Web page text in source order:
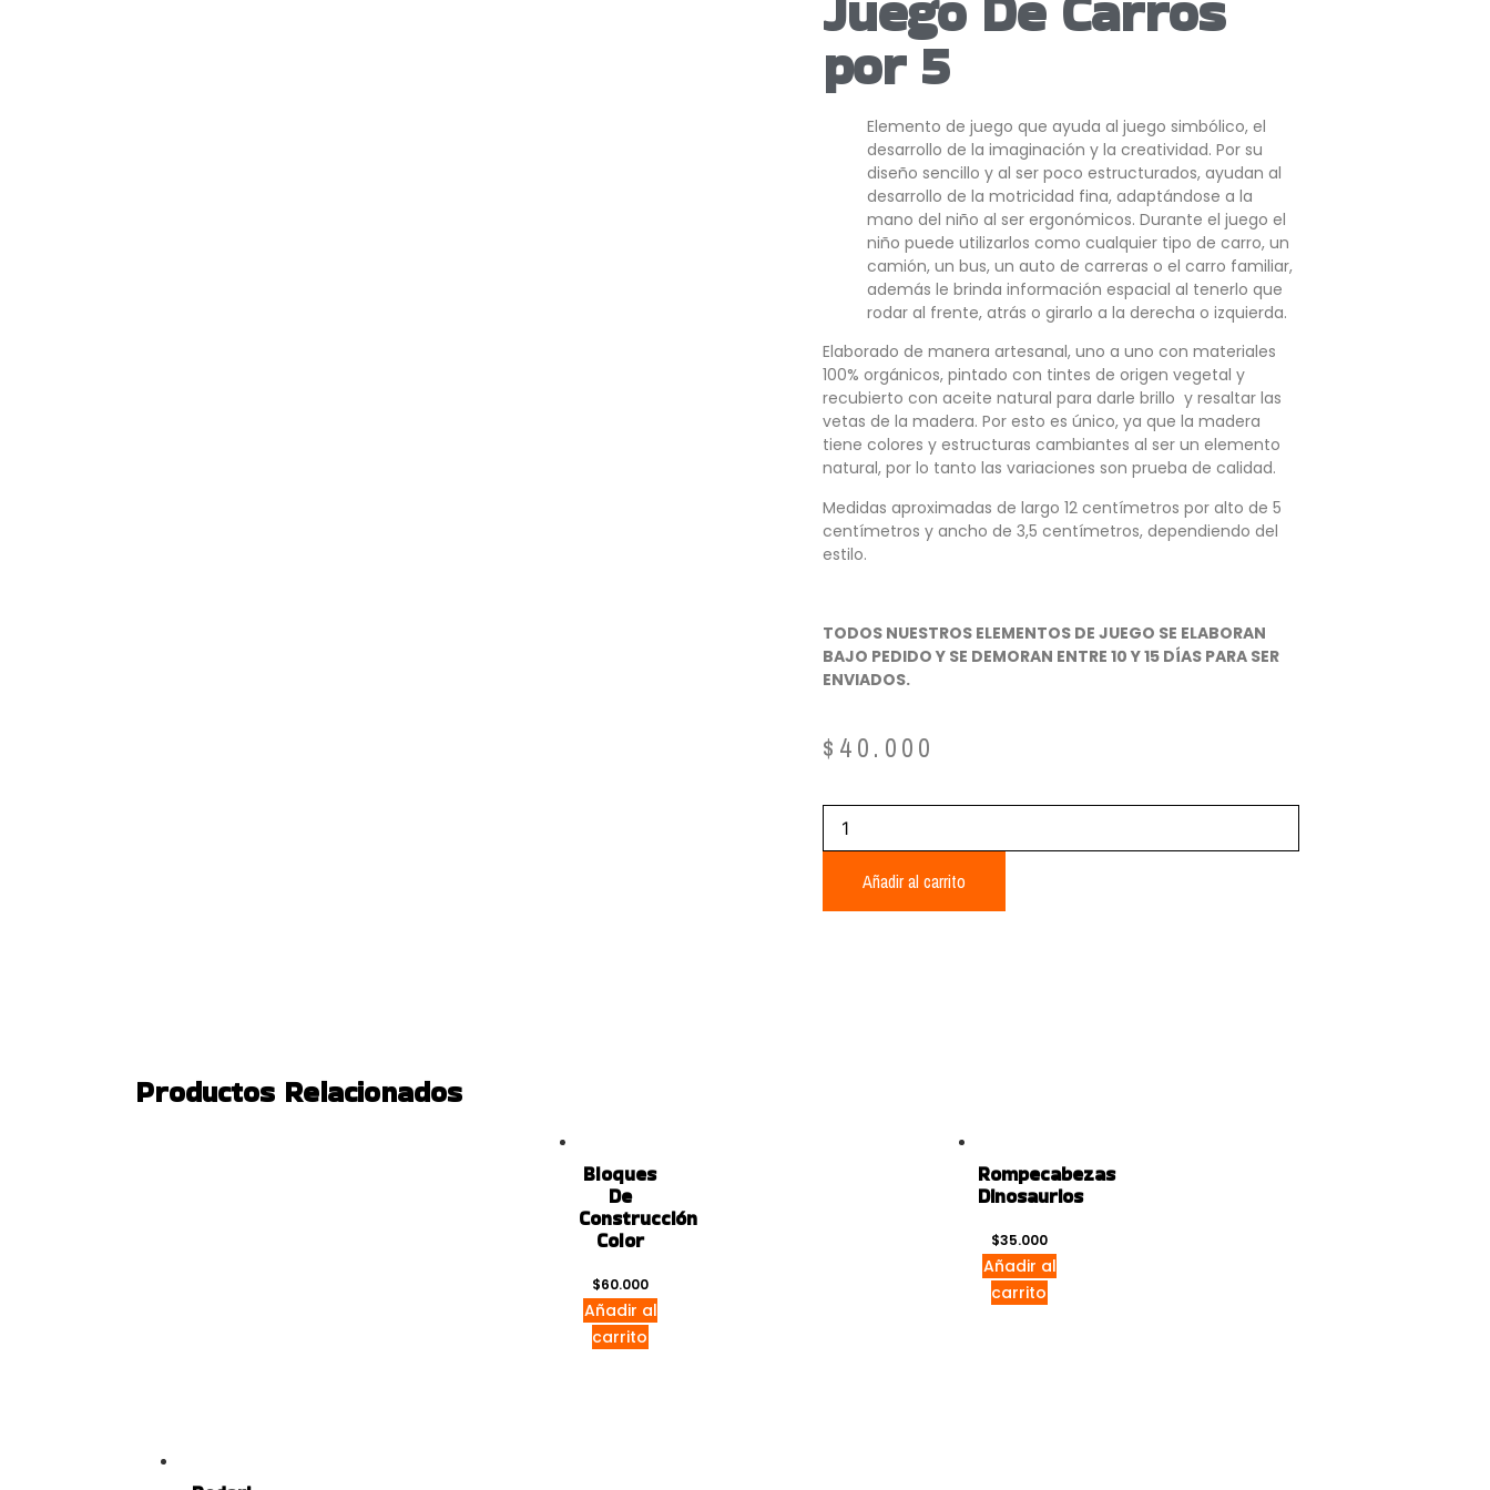
por 5
Elemento de juego que ayuda al juego simbólico, el
desarrollo de la imaginación y la creatividad. Por su
diseño sencillo y al ser poco estructurados, ayudan al
desarrollo de la motricidad fina, adaptándose a la
mano del niño al ser ergonómicos. Durante el juego el
niño puede utilizarlos como cualquier tipo de carro, un
camión, un bus, un auto de carreras o el carro familiar,
además le brinda información espacial al tenerlo que
rodar al frente, atrás o girarlo a la derecha o izquierda.
Elaborado de manera artesanal, uno a uno con materiales
100% orgánicos, pintado con tintes de origen vegetal y
recubierto con aceite natural para darle brillo y resaltar las
vetas de la madera. Por esto es único, ya que la madera
tiene colores y estructuras cambiantes al ser un elemento
natural, por lo tanto las variaciones son prueba de calidad.
Medidas aproximadas de largo 12 centímetros por alto de 5
centímetros y ancho de 3,5 centímetros, dependiendo del
estilo.
TODOS NUESTROS ELEMENTOS DE JUEGO SE ELABORAN
BAJO PEDIDO Y SE DEMORAN ENTRE 10 Y 15 DÍAS PARA SER
ENVIADOS.
$ 40.000
Añadir al carrito
Productos Relacionados
Bloques
De
Construcción
Color
$60.000
Añadir al
carrito
Rompecabezas
Dinosaurios
$35.000
Añadir al
carrito